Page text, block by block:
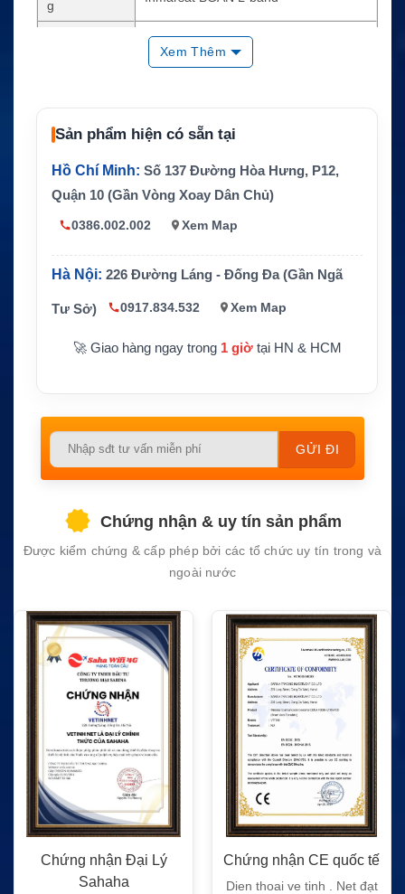
g
Tối đa 492/492 kbps
Kết nối người
dùng
WiFi 802.11 b/g, 2 cổng LAN, RJ-11, IS
DN, USB Host
Kích thước 332 x 279 x 54mm
vệ
DC 10 đến 32V, adapter AC 100 đến 24
0V
Xem Thêm
Sản phẩm hiện có sẵn tại
Hồ Chí Minh: Số 137 Đường Hòa Hưng, P12,
Quận 10 (Gần Vòng Xoay Dân Chủ)
0386.002.002 Xem Map
Hà Nội: 226 Đường Láng - Đống Đa (Gần Ngã
Tư Sở) 0917.834.532 Xem Map
🚀 Giao hàng ngay trong 1 giờtại HN & HCM
Please
empty.
Chứng nhận & uy tín sản phẩm
Được kiểm chứng & cấp phép bởi các tổ chức uy tín trong và
ngoài nước
Chứng nhận CE quốc tế
Dien thoai ve tinh . Net đạt
Chứng nhận FC quốc tế
Dien thoai ve tinh . Net đạt